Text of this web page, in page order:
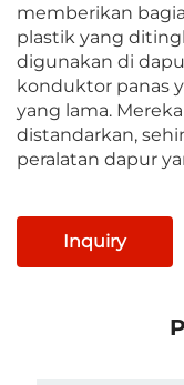
memberikan
plastik yang
digunakan di
konduktor panas
yang lama.
distandarkan,
peralatan dapur
Inquiry